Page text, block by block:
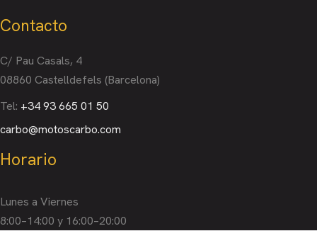
Contacto
C/ Pau Casals, 4
08860 Castelldefels (Barcelona)
Tel: +34 93 665 01 50
carbo@motoscarbo.com
Horario
Lunes a Viernes
8:00–14:00 y 16:00–20:00